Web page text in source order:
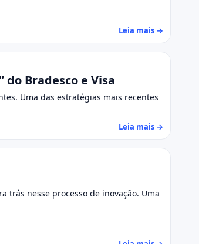
Leia mais →
Bradesco e Visa
Uma das estratégias mais recentes
Leia mais →
trás nesse processo de inovação. Uma